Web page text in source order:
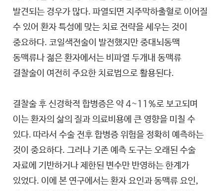
발견되는 경우가 많다. 파열되면 지주막하출혈로 이어질
수 있어 환자 특성에 맞는 치료 전략을 세우는 것이
중요하다. 코일색전술이 발전했지만 중대뇌동맥
동맥류나 젊은 환자에서는 비파열 두개내 동맥류
결찰술이 여전히 주요한 치료법으로 활용된다.
결찰술 후 신경학적 합병증은 약 4~11%로 보고되며
이는 환자의 삶의 질과 의료비용에 큰 영향을 미칠 수
있다. 따라서 수술 전후 합병증 위험을 정확히 예측하는
것이 중요하다. 그러나 기존 예측 도구는 오래된 수술
자료에 기반하거나 제한된 변수만 반영하는 한계가
있었다. 이에 본 연구에서는 환자 요인과 동맥류 요인,